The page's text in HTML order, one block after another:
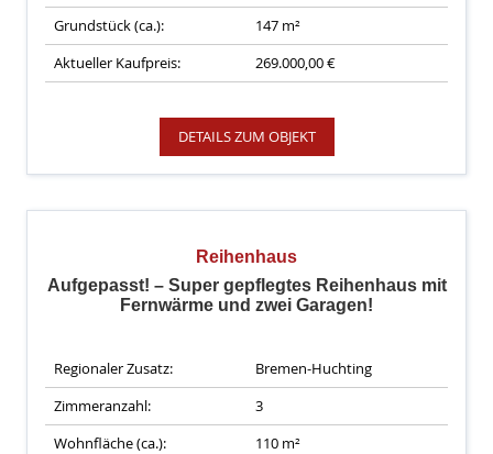
Grundstück (ca.):
147 m²
Aktueller Kaufpreis:
269.000,00 €
DETAILS ZUM OBJEKT
Reihenhaus
Aufgepasst! – Super gepflegtes Reihenhaus mit
Fernwärme und zwei Garagen!
Regionaler Zusatz:
Bremen-Huchting
Zimmeranzahl:
3
Wohnfläche (ca.):
110 m²